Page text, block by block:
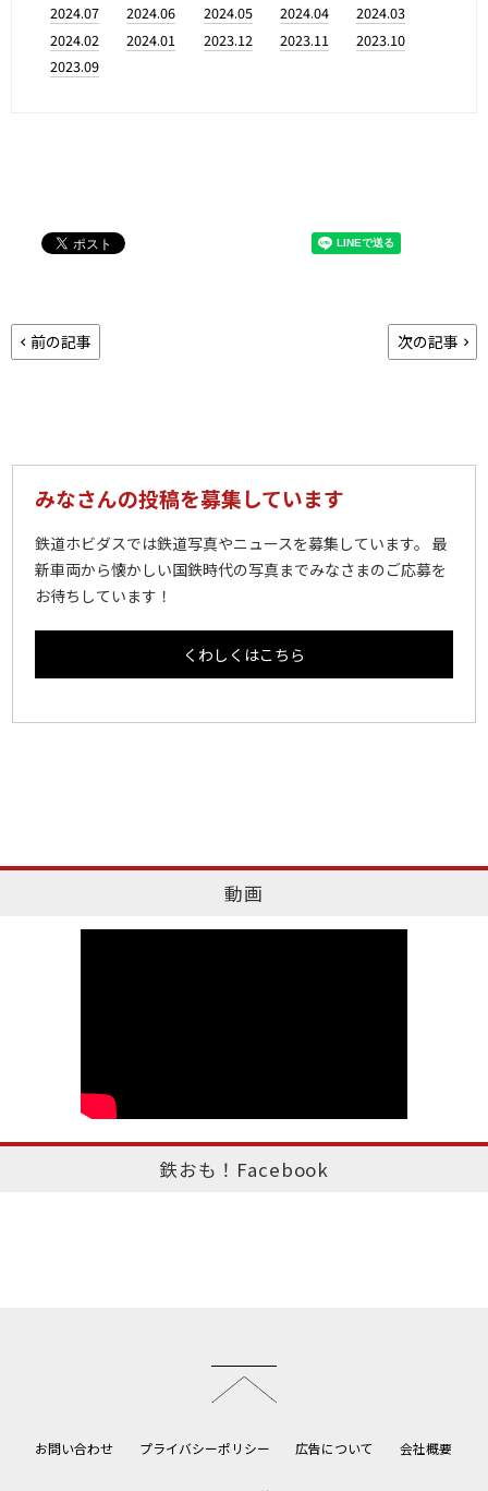
2024.07
2024.06 2024.05 2024.04
2024.03
2024.02
2024.01 2023.12 2023.11
2023.10
2023.09
前の記事 次の記事
みなさんの投稿を募集しています
鉄道ホビダスでは鉄道写真やニュースを募集しています。 最
新車両から懐かしい国鉄時代の写真までみなさまのご応募を
お待ちしています！
くわしくはこちら
動画
鉄おも！Facebook
お問い合わせ プライバシーポリシー 広告について 会社概要